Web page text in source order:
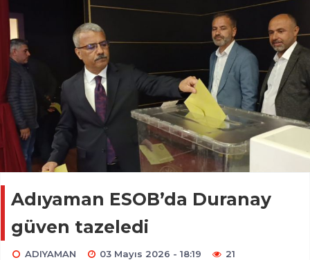
Adıyaman ESOB’da Duranay
güven tazeledi
ADIYAMAN 03 Mayıs 2026 - 18:19 21